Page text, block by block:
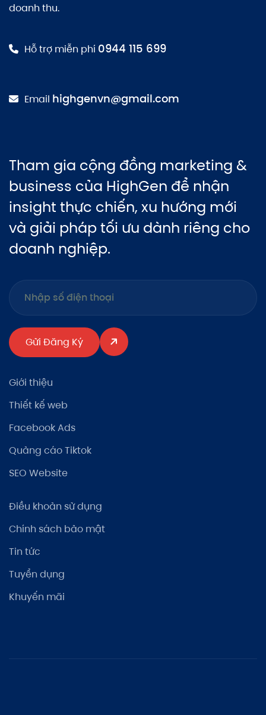
doanh thu.
Hỗ trợ miễn phí 0944 115 699
Email highgenvn@gmail.com
Tham gia cộng đồng marketing &
business của HighGen để nhận
insight thực chiến, xu hướng mới
và giải pháp tối ưu dành riêng cho
doanh nghiệp.
Gửi Đăng Ký
Giới thiệu
Thiết kế web
Facebook Ads
Quảng cáo Tiktok
SEO Website
Điều khoản sử dụng
Chính sách bảo mật
Tin tức
Tuyển dụng
Khuyến mãi